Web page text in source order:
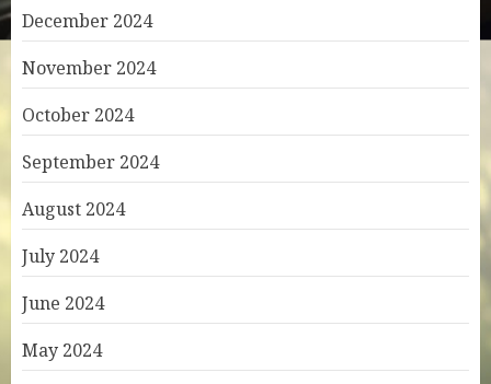
December 2024
November 2024
October 2024
September 2024
August 2024
July 2024
June 2024
May 2024